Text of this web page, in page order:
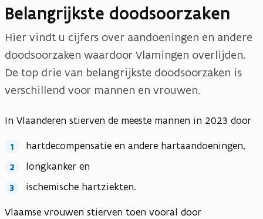
Belangrijkste doodsoorzaken
Hier vindt u cijfers over aandoeningen en andere
doodsoorzaken waardoor Vlamingen overlijden.
De top drie van belangrijkste doodsoorzaken is
verschillend voor mannen en vrouwen.
In Vlaanderen stierven de meeste mannen in 2023 door
hartdecompensatie en andere hartaandoeningen,
longkanker en
ischemische hartziekten.
Vlaamse vrouwen stierven toen vooral door